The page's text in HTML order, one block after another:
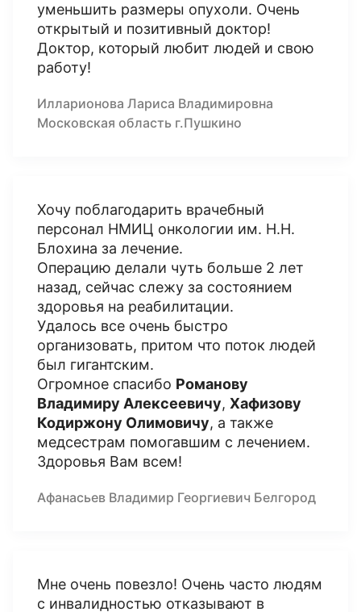
уменьшить размеры опухоли. Очень
открытый и позитивный доктор!
Доктор, который любит людей и свою
работу!
Илларионова Лариса Владимировна
Московская область г.Пушкино
Хочу поблагодарить врачебный
персонал НМИЦ онкологии им. Н.Н.
Блохина за лечение.
Операцию делали чуть больше 2 лет
назад, сейчас слежу за состоянием
здоровья на реабилитации.
Удалось все очень быстро
организовать, притом что поток людей
был гигантским.
Огромное спасибо Романову
Владимиру Алексеевичу, Хафизову
Кодиржону Олимовичу, а также
медсестрам помогавшим с лечением.
Здоровья Вам всем!
Афанасьев Владимир Георгиевич Белгород
Мне очень повезло! Очень часто людям
с инвалидностью отказывают в